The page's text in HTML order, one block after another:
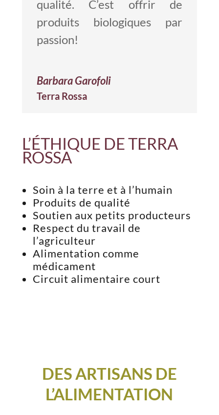
qualité. C’est offrir de
produits biologiques par
passion!
Barbara Garofoli
Terra Rossa
L’ÉTHIQUE DE TERRA
ROSSA
Soin à la terre et à l’humain
Produits de qualité
Soutien aux petits producteurs
Respect du travail de
l’agriculteur
Alimentation comme
médicament
Circuit alimentaire court
DES ARTISANS DE
L’ALIMENTATION